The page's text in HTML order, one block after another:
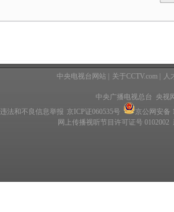
中央电视台网站 关于CCTV.com 人
中央广播电视总台 央视
违法和不良信息举报 京ICP证060535号
京公网安备
网上传播视听节目许可证号 0102002